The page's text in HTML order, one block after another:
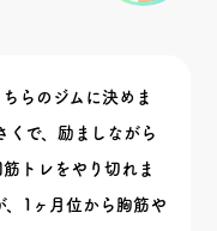
らのジムに決めま
くで、励ましながら
トレをやり切れま
、1ヶ月位から胸筋や